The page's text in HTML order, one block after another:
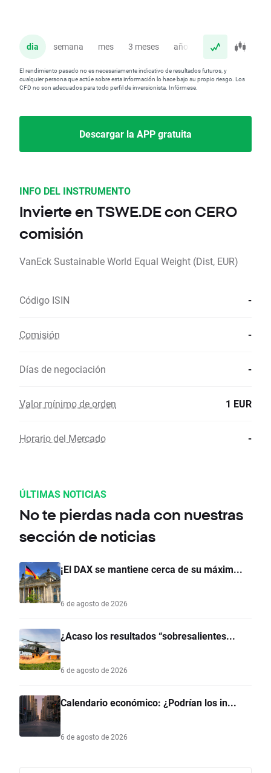
dia semana mes 3 meses año
El rendimiento pasado no es necesariamente indicativo de resultados futuros, y
cualquier persona que actúe sobre esta información lo hace bajo su propio riesgo. Los
CFD no son adecuados para todo perfil de inversionista. Infórmese.
Descargar la APP gratuita
INFO DEL INSTRUMENTO
Invierte en TSWE.DE con CERO
comisión
VanEck Sustainable World Equal Weight (Dist, EUR)
Código ISIN -
Comisión -
Días de negociación -
Valor mínimo de orden 1 EUR
Horario del Mercado -
ÚLTIMAS NOTICIAS
No te pierdas nada con nuestras
sección de noticias
¡El DAX se mantiene cerca de su máxim...
6 de agosto de 2026
¿Acaso los resultados “sobresalientes...
6 de agosto de 2026
Calendario económico: ¿Podrían los in...
6 de agosto de 2026